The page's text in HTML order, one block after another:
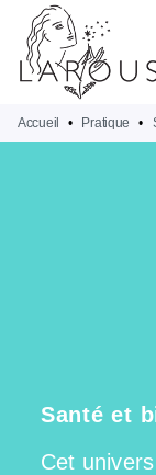
MENU
PIED DE PAGE
Accueil • Pratique •
Santé et
Cet